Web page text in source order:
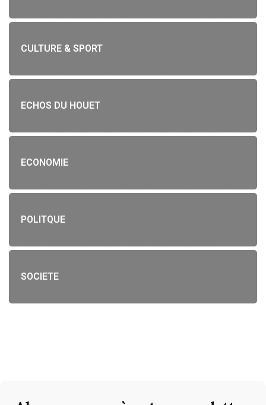
CULTURE & SPORT
ECHOS DU HOUET
ECONOMIE
POLITQUE
SOCIETE